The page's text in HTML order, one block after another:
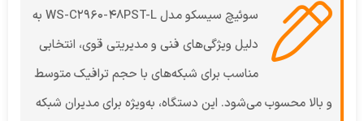
سوئیچ سیسکو مدل WS-C2960-48PST-L به
دلیل ویژگی‌های فنی و مدیریتی قوی، انتخابی
مناسب برای شبکه‌های با حجم ترافیک متوسط
و بالا محسوب می‌شود. این دستگاه، به‌ویژه برای مدیران شبکه